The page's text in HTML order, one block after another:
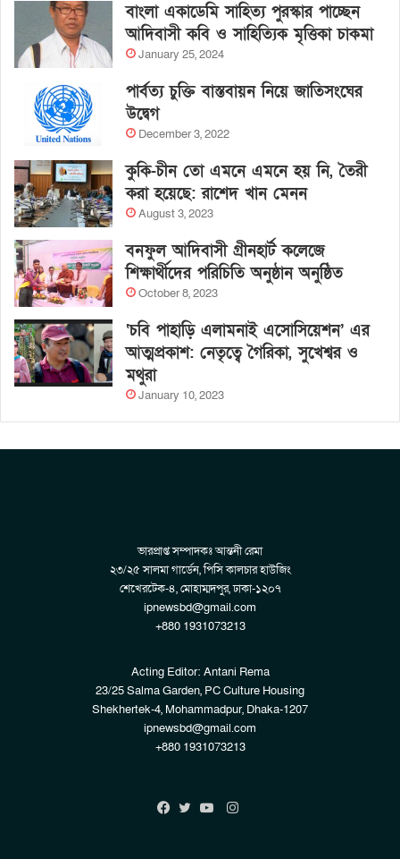
বাংলা একাডেমি সাহিত্য পুরস্কার পাচ্ছেন
আদিবাসী কবি ও সাহিত্যিক মৃত্তিকা চাকমা
January 25, 2024
পার্বত্য চুক্তি বাস্তবায়ন নিয়ে জাতিসংঘের
উদ্বেগ
December 3, 2022
কুকি-চীন তো এমনে এমনে হয় নি, তৈরী
করা হয়েছে: রাশেদ খান মেনন
August 3, 2023
বনফুল আদিবাসী গ্রীনহার্ট কলেজে
শিক্ষার্থীদের পরিচিতি অনুষ্ঠান অনুষ্ঠিত
October 8, 2023
‘চবি পাহাড়ি এলামনাই এসোসিয়েশন’ এর
আত্মপ্রকাশ: নেতৃত্বে গৈরিকা, সুখেশ্বর ও
মথুরা
January 10, 2023
ভারপ্রাপ্ত সম্পাদকঃ আন্তনী রেমা
২৩/২৫ সালমা গার্ডেন, পিসি কালচার হাউজিং
শেখেরটেক-৪, মোহাম্মদপুর, ঢাকা-১২০৭
ipnewsbd@gmail.com
+880 1931073213
Acting Editor: Antani Rema
23/25 Salma Garden, PC Culture Housing
Shekhertek-4, Mohammadpur, Dhaka-1207
ipnewsbd@gmail.com
+880 1931073213
Instagram